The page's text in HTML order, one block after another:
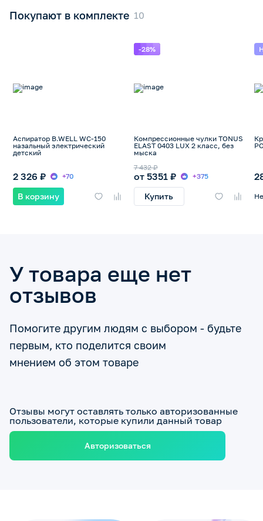
Покупают в комплекте
Аспиратор B.WELL WC-150
назальный электрический
детский
2 326 ₽ +70
В корзину
-28%
Компрессионные чулки TONUS
ELAST 0403 LUX 2 класс, без
мыска
от 5351 ₽
7 432 ₽
+375
Купить
У товара еще нет
отзывов
Помогите другим людям с выбором - будьте
первым, кто поделится своим
мнением об этом товаре
Отзывы могут оставлять только авторизованные
пользователи, которые купили данный товар
Авторизоваться